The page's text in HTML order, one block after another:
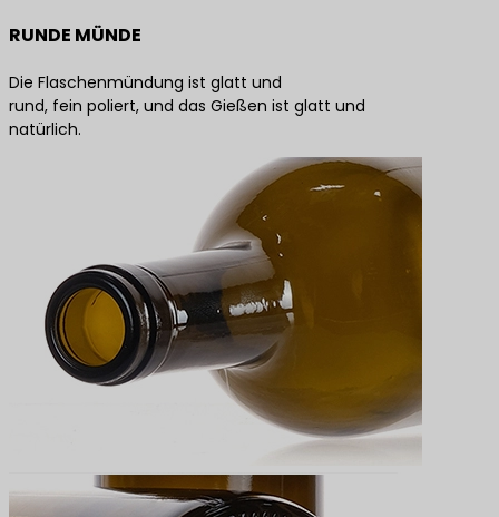
RUNDE MÜNDE
Die Flaschenmündung ist glatt und
rund, fein poliert, und das Gießen ist glatt und
natürlich.